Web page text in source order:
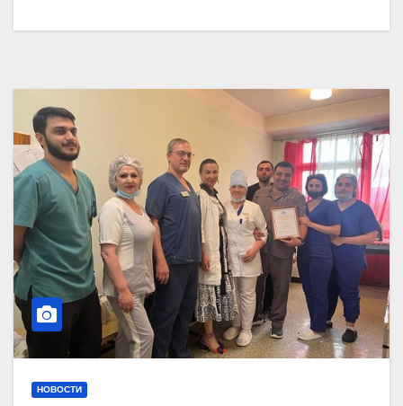
НОВОСТИ